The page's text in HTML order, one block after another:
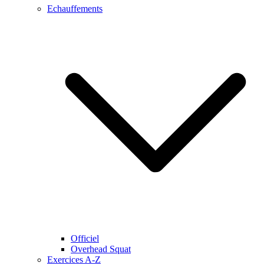
Echauffements
Officiel
Overhead Squat
Exercices A-Z